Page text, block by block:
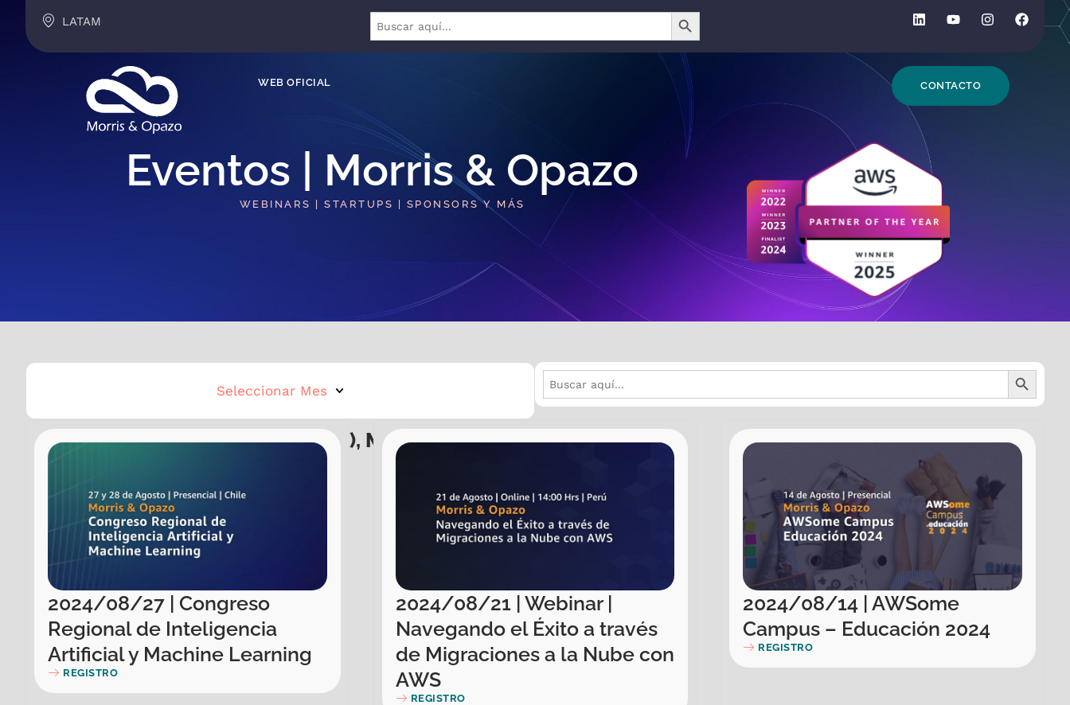
LATAM Buscar:
BOTÓN DE BÚSQUEDA
WEB OFICIAL CONTACTO
Eventos | Morris & Opazo​
WEBINARS | STARTUPS | SPONSORS Y MÁS
Seleccionar Mes
Buscar:
BOTÓN DE
Eventos mesAgosto,Agosto (2024), MorrisOpazo Aws,Todos
2024/08/27 | Congreso
Regional de Inteligencia
Artificial y Machine Learning
REGISTRO
2024/08/21 | Webinar |
Navegando el Éxito a través
de Migraciones a la Nube con
AWS
REGISTRO
2024/08/14 | AWSome
Campus – Educación 2024
REGISTRO